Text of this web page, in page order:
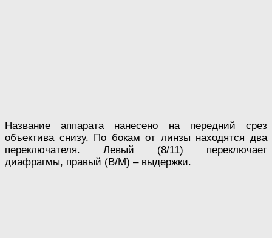
Название аппарата нанесено на передний срез
объектива снизу. По бокам от линзы находятся два
переключателя. Левый (8/11) переключает
диафрагмы, правый (В/М) – выдержки.